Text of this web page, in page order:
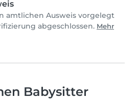
amtlichen Ausweis vorgelegt
abgeschlossen. Mehr
Babysitter